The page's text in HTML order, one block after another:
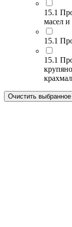
15.1
масел
15.1
15.1